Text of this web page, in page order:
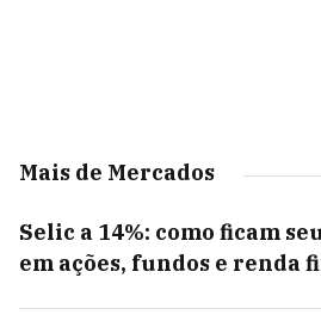
Mais de Mercados
Selic a 14%: como ficam
em ações, fundos e renda